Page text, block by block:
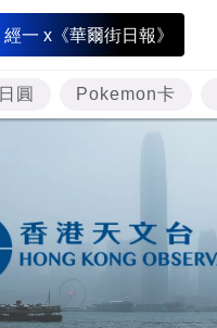
經一 x《華爾街日報》
日圓 Pokemon卡